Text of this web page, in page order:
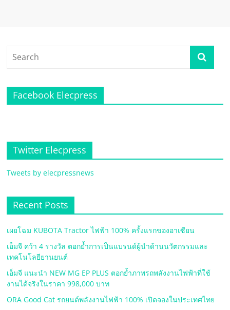
Facebook Elecpress
Twitter Elecpress
Tweets by elecpressnews
Recent Posts
เผยโฉม KUBOTA Tractor ไฟฟ้า 100% ครั้งแรกของอาเซียน
เอ็มจี คว้า 4 รางวัล ตอกย้ำการเป็นแบรนด์ผู้นำด้านนวัตกรรมและ
เทคโนโลยียานยนต์
เอ็มจี แนะนำ NEW MG EP PLUS ตอกย้ำภาพรถพลังงานไฟฟ้าที่ใช้
งานได้จริงในราคา 998,000 บาท
ORA Good Cat รถยนต์พลังงานไฟฟ้า 100% เปิดจองในประเทศไทย